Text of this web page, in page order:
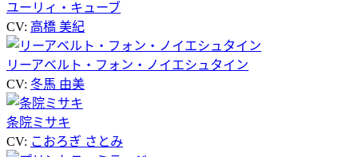
ユーリィ・キューブ
CV: 高橋 美紀
リーアベルト・フォン・ノイエシュタイン
CV: 冬馬 由美
条院ミサキ
CV: こおろぎ さとみ